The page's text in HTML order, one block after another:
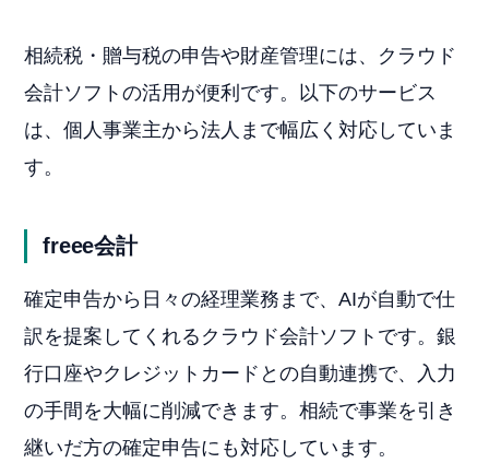
相続税・贈与税の申告や財産管理には、クラウド
会計ソフトの活用が便利です。以下のサービス
は、個人事業主から法人まで幅広く対応していま
す。
freee会計
確定申告から日々の経理業務まで、AIが自動で仕
訳を提案してくれるクラウド会計ソフトです。銀
行口座やクレジットカードとの自動連携で、入力
の手間を大幅に削減できます。相続で事業を引き
継いだ方の確定申告にも対応しています。